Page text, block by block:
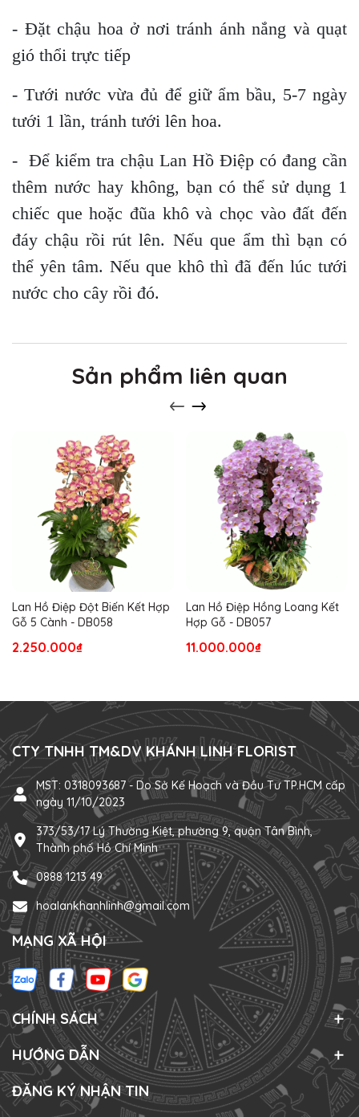
- Đặt chậu hoa ở nơi tránh ánh nắng và quạt
gió thổi trực tiếp
- Tưới nước vừa đủ để giữ ẩm bầu, 5-7 ngày
tưới 1 lần, tránh tưới lên hoa.
- Để kiểm tra chậu Lan Hồ Điệp có đang cần
thêm nước hay không, bạn có thể sử dụng 1
chiếc que hoặc đũa khô và chọc vào đất đến
đáy chậu rồi rút lên. Nếu que ẩm thì bạn có
thể yên tâm. Nếu que khô thì đã đến lúc tưới
nước cho cây rồi đó.
Sản phẩm liên quan
Lan Hồ Điệp Đột Biến Kết Hợp
Gỗ 5 Cành - DB058
2.250.000₫
Lan Hồ Điệp Hồng Loang Kết
Hợp Gỗ - DB057
11.000.000₫
CTY TNHH TM&DV KHÁNH LINH FLORIST
MST: 0318093687 - Do Sở Kế Hoạch và Đầu Tư TP.HCM cấp
ngày 11/10/2023
373/53/17 Lý Thường Kiệt, phường 9, quận Tân Bình,
Thành phố Hồ Chí Minh
0888 1213 49
hoalankhanhlinh@gmail.com
MẠNG XÃ HỘI
CHÍNH SÁCH
HƯỚNG DẪN
ĐĂNG KÝ NHẬN TIN